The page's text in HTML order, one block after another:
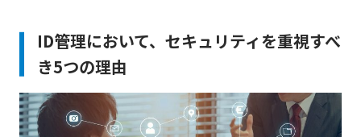
ID管理において、セキュリティを重視すべ
き5つの理由